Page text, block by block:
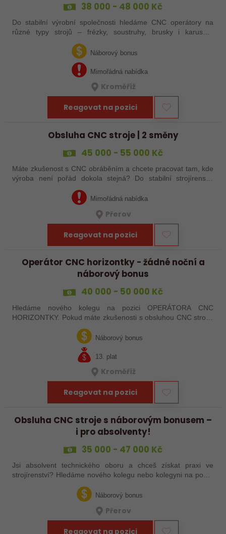
38 000 - 48 000 Kč
Do stabilní výrobní společnosti hledáme CNC operátory na
různé typy strojů – frézky, soustruhy, brusky i karusely.
Uplatnění u nás najdou zkušení obráběči i absolventi
technických oborů, kteří se…Náborový bonus
Mimořádná nabídka
Kroměříž
Reagovat na pozici
Obsluha CNC stroje | 2 směny
45 000 - 55 000 Kč
Máte zkušenost s CNC obráběním a chcete pracovat tam, kde
výroba není pořád dokola stejná? Do stabilní strojírenské
zakázkovou výrobu. Čeká Vás…Mimořádná nabídka
Přerov
Reagovat na pozici
Operátor CNC horizontky - žádné noční a
náborový bonus
40 000 - 50 000 Kč
Hledáme nového kolegu na pozici OPERÁTORA CNC
HORIZONTKY. Pokud máte zkušenosti s obsluhou CNC strojů,
orientujete se ve výkresové dokumentaci a máte chuť naučit se
něco nového, pak jste ideálním…Náborový bonus
13. plat
Kroměříž
Reagovat na pozici
Obsluha CNC stroje s náborovým bonusem –
i pro absolventy!
35 000 - 47 000 Kč
Jsi absolvent technického oboru a chceš získat praxi ve
strojírenství? Hledáme nového kolegu nebo kolegyni na pozici
obsluhy strojů – pokud tě láká práce ve výrobě, kde se něco
skutečně tvoří, rádi…
Náborový bonus
Přerov
Reagovat na pozici